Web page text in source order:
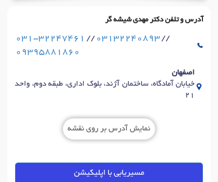
آدرس و تلفن دکتر مهدی شیشه گر
031-32247461 // 03132240893//
09395881860
اصفهان
خیابان آمادگاه، ساختمان آژند، بلوک اداری، طبقه دوم، واحد
21
نمایش آدرس بر روی نقشه
مسیریابی با اپلیکیشن